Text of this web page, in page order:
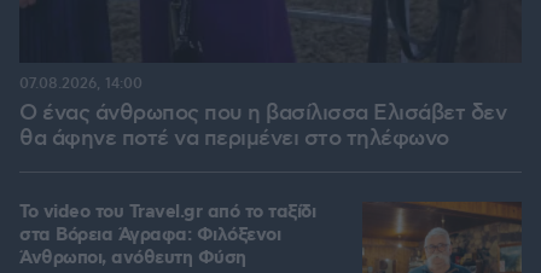
Ο ένας άνθρωπος που η βασίλισσα Ελισάβετ δεν
θα άφηνε ποτέ να περιμένει στο τηλέφωνο
07.08.2026, 14:00
To video του Travel.gr από το ταξίδι
στα Βόρεια Άγραφα: Φιλόξενοι
Άνθρωποι, ανόθευτη Φύση